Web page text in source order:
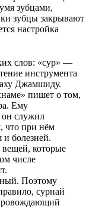
зубцами,
зубцы закрывают
настройка
слов: «сур» —
инструмента
Джамшиду.
пишет о том,
Ему
он служил
что при нём
и болезней.
которые
числе
Поэтому
сурнай